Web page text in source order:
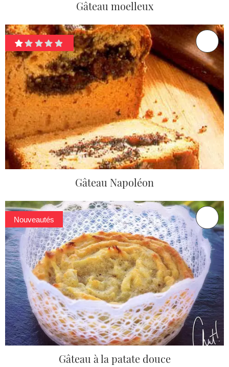
Gâteau moelleux
Gâteau Napoléon
Nouveautés
Gâteau à la patate douce